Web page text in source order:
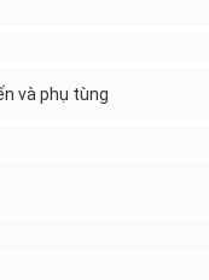
và phụ tùng